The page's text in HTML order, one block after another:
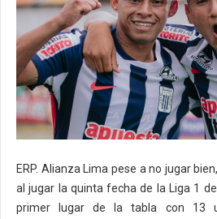
ERP. Alianza Lima pese a no jugar
al jugar la quinta fecha de la Liga 1
primer lugar de la tabla con 13